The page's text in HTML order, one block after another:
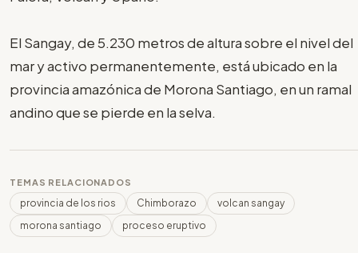
El Sangay, de 5.230 metros de altura sobre el nivel del
mar y activo permanentemente, está ubicado en la
provincia amazónica de Morona Santiago, en un ramal
andino que se pierde en la selva.
TEMAS RELACIONADOS
provincia de los rios Chimborazo
volcan sangay
morona santiago
proceso eruptivo